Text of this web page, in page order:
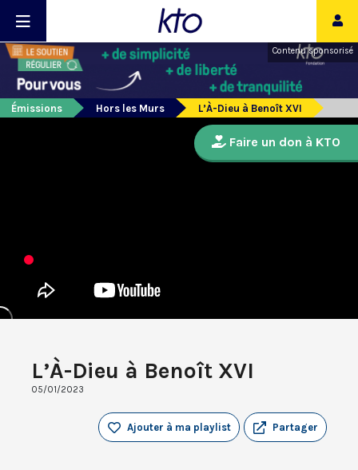
Contenu sponsorisé
Émissions Hors les Murs L’À-Dieu à Benoît XVI
L’À-Dieu à Benoît XVI
05/01/2023
Partager
Ajouter à ma playlist
Faire un don à KTO